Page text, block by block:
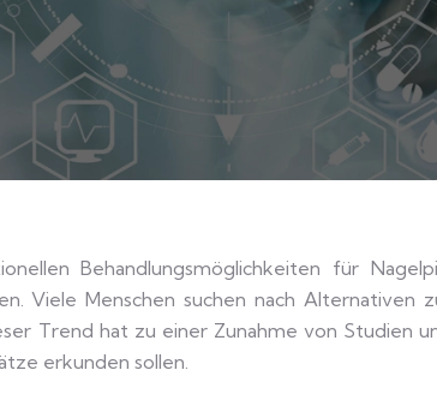
Behandlungsmöglichkeiten für
Viele Menschen suchen nach Alternativen
Trend hat zu einer Zunahme von Studien
erkunden sollen.